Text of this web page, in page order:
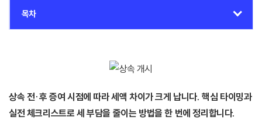
목차
상속 전·후 증여 시점에 따라 세액 차이가 크게 납니다. 핵심 타이밍과
실전 체크리스트로 세 부담을 줄이는 방법을 한 번에 정리합니다.